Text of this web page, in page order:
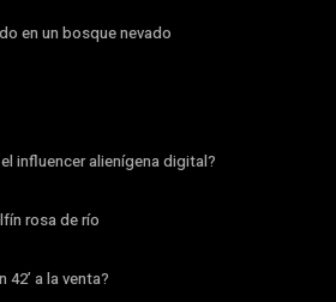
en un bosque nevado
influencer alienígena digital?
rosa de río
42’ a la venta?